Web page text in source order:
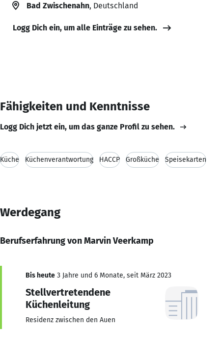
Bad Zwischenahn, Deutschland
Logg Dich ein, um alle Einträge zu sehen.
Fähigkeiten und Kenntnisse
Logg Dich jetzt ein, um das ganze Profil zu sehen.
Küche Küchenverantwortung HACCP Großküche Speisekarten
Werdegang
Berufserfahrung von Marvin Veerkamp
Bis heute 3 Jahre und 6 Monate, seit März 2023
Stellvertretendene
Küchenleitung
Residenz zwischen den Auen